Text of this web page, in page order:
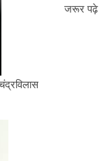
जरूर पढ़े